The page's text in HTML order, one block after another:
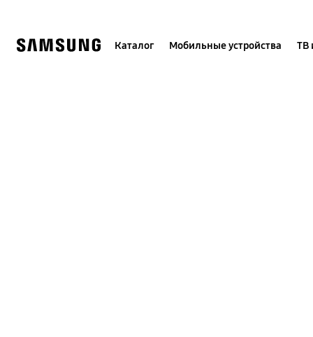
Каталог Мобильные устройства ТВ